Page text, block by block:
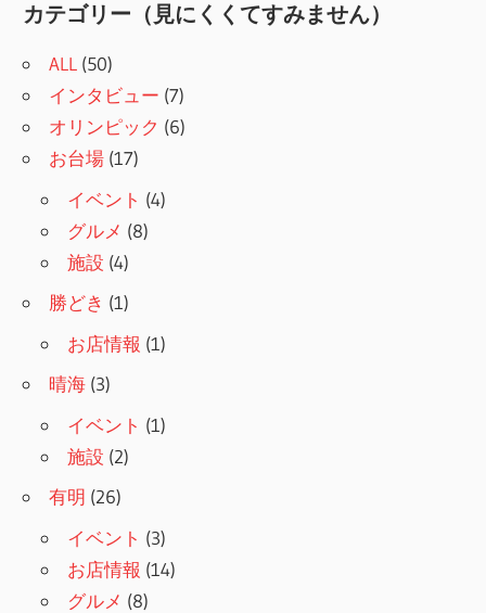
ビ
ゲ
ー
シ
ョ
ン
カテゴリー（見にくくてすみません）
ALL (50)
インタビュー (7)
オリンピック (6)
お台場 (17)
イベント (4)
グルメ (8)
施設 (4)
勝どき (1)
お店情報 (1)
晴海 (3)
イベント (1)
施設 (2)
有明 (26)
イベント (3)
お店情報 (14)
グルメ (8)